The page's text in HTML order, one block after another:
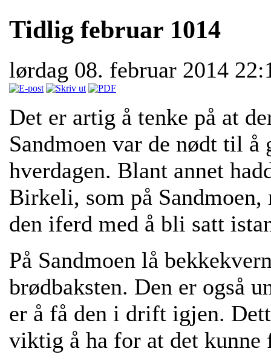
Tidlig februar 1014
lørdag 08. februar 2014
Det er artig å tenke på at
Sandmoen var de nødt til å
hverdagen. Blant annet
Birkeli, som på
den iferd med å bli satt
På Sandmoen lå
brødbaksten. Den er også
er å få den i drift igjen.
viktig å ha for at det kunne